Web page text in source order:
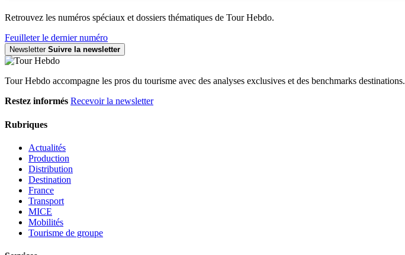
Retrouvez les numéros spéciaux et dossiers thématiques de Tour Hebdo.
Feuilleter le dernier numéro
Newsletter Suivre la newsletter
Tour Hebdo accompagne les pros du tourisme avec des analyses exclusives et des benchmarks destinations.
Restez informés Recevoir la newsletter
Rubriques
Actualités
Production
Distribution
Destination
France
Transport
MICE
Mobilités
Tourisme de groupe